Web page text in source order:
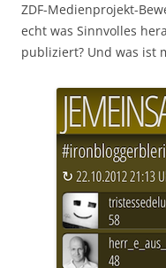
ZDF-Medienprojekt-
echt was Sinnvolles
publiziert? Und was ist